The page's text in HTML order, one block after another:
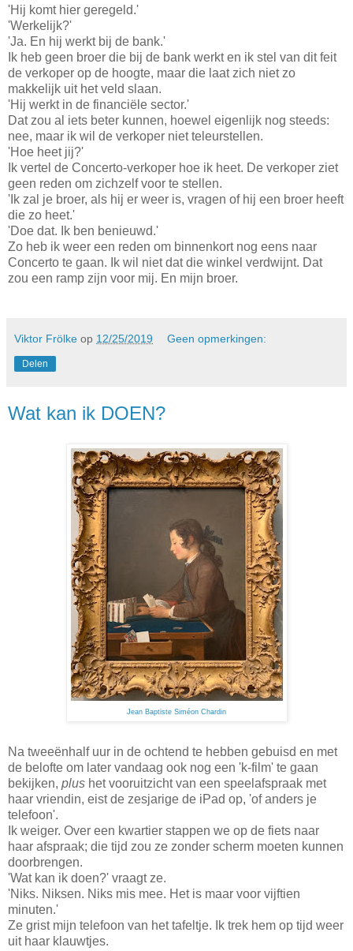
'Hij komt hier geregeld.'
'Werkelijk?'
'Ja. En hij werkt bij de bank.'
Ik heb geen broer die bij de bank werkt en ik stel van dit feit
de verkoper op de hoogte, maar die laat zich niet zo
makkelijk uit het veld slaan.
'Hij werkt in de financiële sector.'
Dat zou al iets beter kunnen, hoewel eigenlijk nog steeds:
nee, maar ik wil de verkoper niet teleurstellen.
'Hoe heet jij?'
Ik vertel de Concerto-verkoper hoe ik heet. De verkoper ziet
geen reden om zichzelf voor te stellen.
'Ik zal je broer, als hij er weer is, vragen of hij een broer heeft
die zo heet.'
'Doe dat. Ik ben benieuwd.'
Zo heb ik weer een reden om binnenkort nog eens naar
Concerto te gaan. Ik wil niet dat die winkel verdwijnt. Dat
zou een ramp zijn voor mij. En mijn broer.
Viktor Frölke op 12/25/2019 Geen opmerkingen:
Delen
Wat kan ik DOEN?
Jean Baptiste Siméon Chardin
Na tweeënhalf uur in de ochtend te hebben gebuisd en met
de belofte om later vandaag ook nog een 'k-film' te gaan
bekijken, plus het vooruitzicht van een speelafspraak met
haar vriendin, eist de zesjarige de iPad op, 'of anders je
telefoon'.
Ik weiger. Over een kwartier stappen we op de fiets naar
haar afspraak; die tijd zou ze zonder scherm moeten kunnen
doorbrengen.
'Wat kan ik doen?' vraagt ze.
'Niks. Niksen. Niks mis mee. Het is maar voor vijftien
minuten.'
Ze grist mijn telefoon van het tafeltje. Ik trek hem op tijd weer
uit haar klauwtjes.